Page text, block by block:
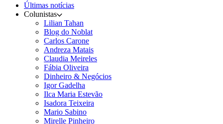
Últimas notícias
Colunistas
Lilian Tahan
Blog do Noblat
Carlos Carone
Andreza Matais
Claudia Meireles
Fábia Oliveira
Dinheiro & Negócios
Igor Gadelha
Ilca Maria Estevão
Isadora Teixeira
Mario Sabino
Mirelle Pinheiro